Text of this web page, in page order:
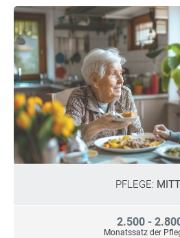
PFLEGE:
2.500 -
Monatssatz der